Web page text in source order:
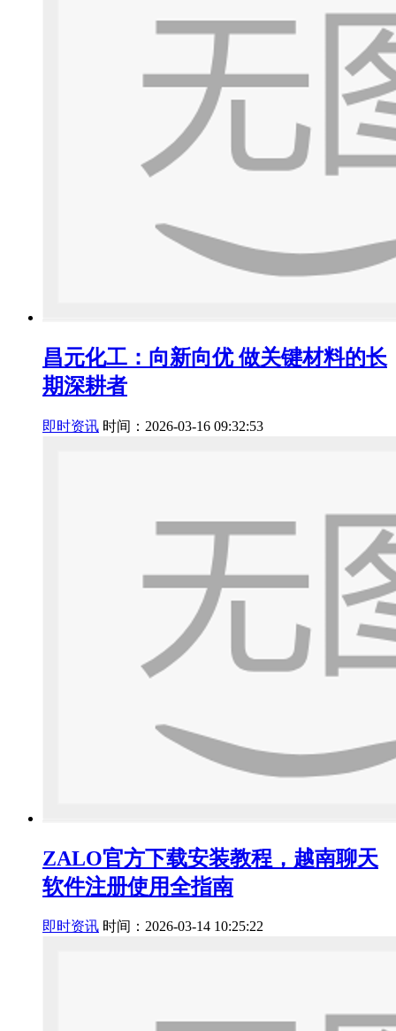
昌元化工：向新向优 做关键材料的长
期深耕者
即时资讯 时间：2026-03-16 09:32:53
ZALO官方下载安装教程，越南聊天
软件注册使用全指南
即时资讯 时间：2026-03-14 10:25:22